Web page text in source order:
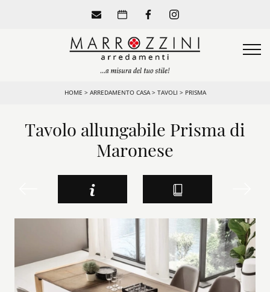
HOME > ARREDAMENTO CASA> TAVOLI > PRISMA
Tavolo allungabile Prisma di
Maronese